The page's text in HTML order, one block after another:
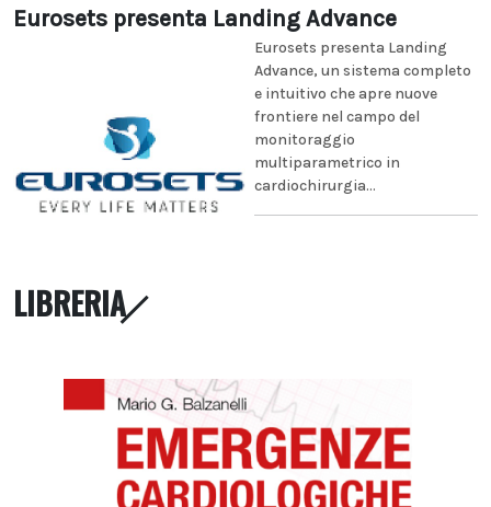
Eurosets presenta Landing Advance
Eurosets presenta Landing
Advance, un sistema completo
e intuitivo che apre nuove
frontiere nel campo del
monitoraggio
multiparametrico in
cardiochirurgia...
LIBRERIA